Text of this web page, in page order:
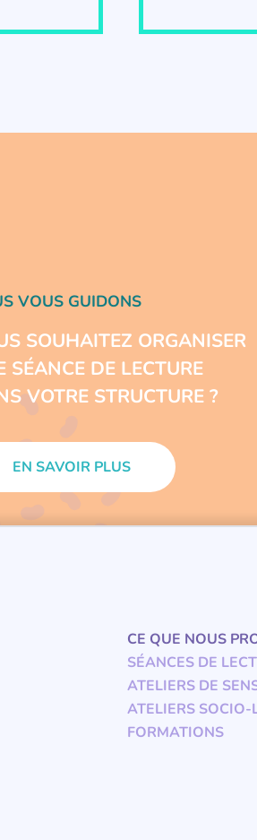
EN SAVOIR PLUS
CE QUE NOUS
SÉANCES DE
ATELIERS DE
ATELIERS
FORMATIONS